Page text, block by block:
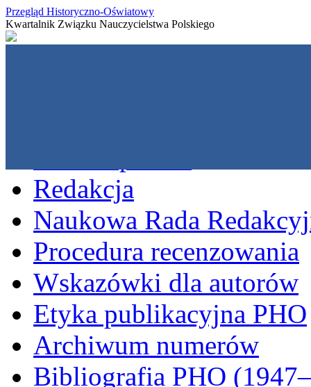
Przegląd Historyczno-Oświatowy
Kwartalnik Związku Nauczycielstwa Polskiego
Redakcja
Naukowa Rada
Procedura recenzowania
Wskazówki dla autorów
Etyka publikacyjna PHO
Archiwum numerów
Bibliografia PHO